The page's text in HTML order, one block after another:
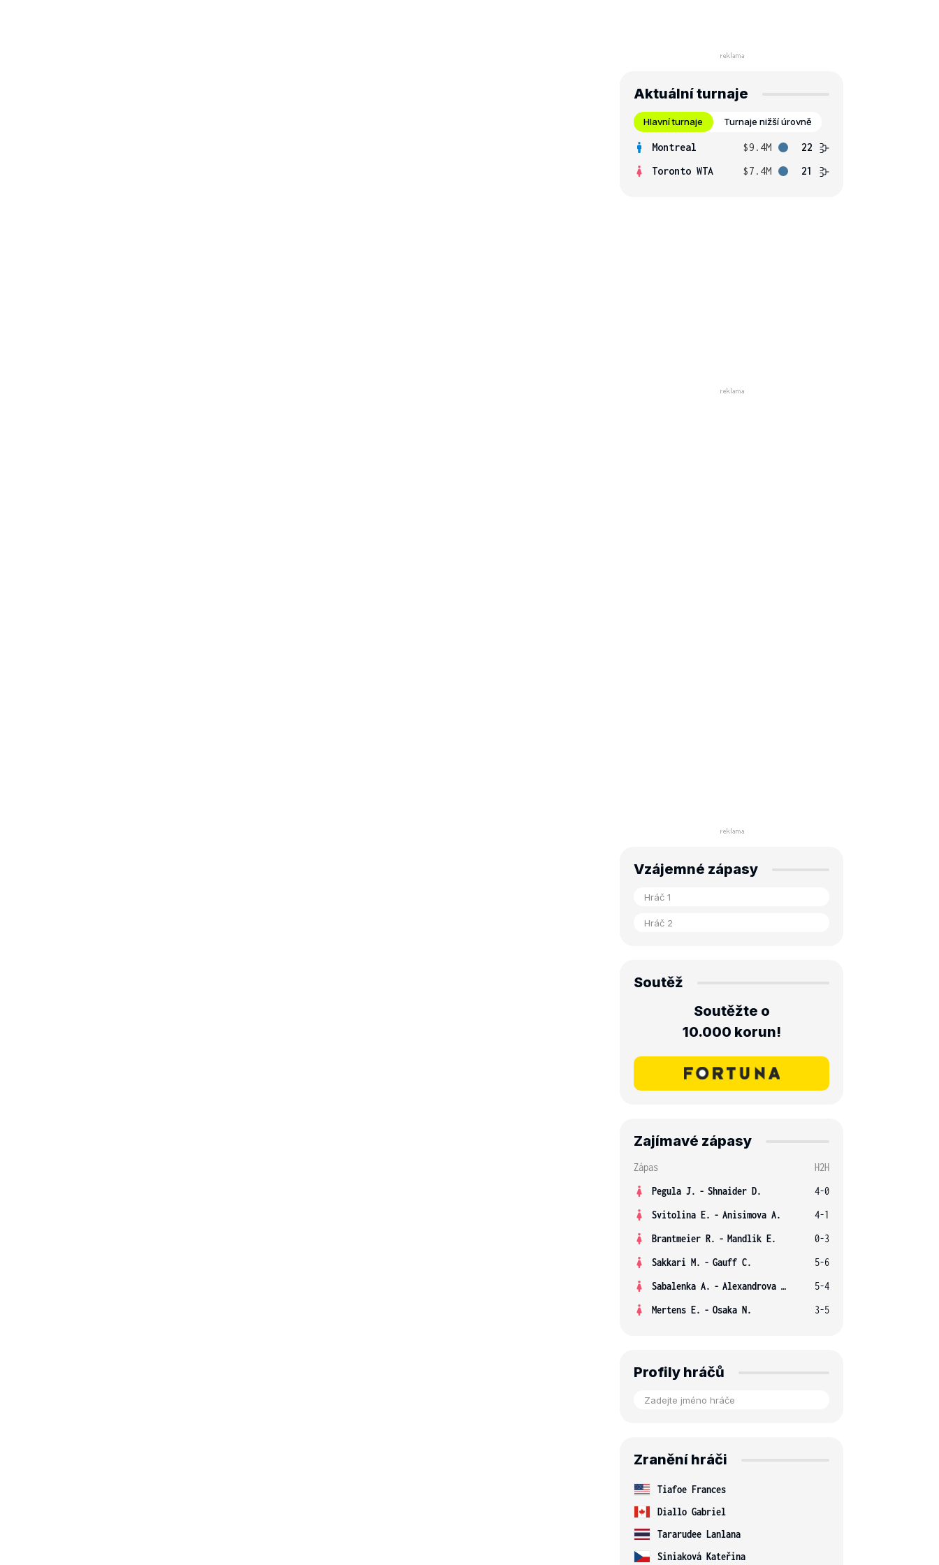
Aktuální turnaje
Hlavní turnaje Turnaje nižší úrovně
Montreal $9.4M
22
Toronto WTA
$7.4M 21
Vzájemné zápasy
Soutěž
Soutěžte o
10.000 korun!
Zajímavé zápasy
Zápas
H2H
Pegula J. - Shnaider D.
4-0
Svitolina E. - Anisimova A.
4-1
Brantmeier R. - Mandlik E.
0-3
Sakkari M. - Gauff C.
5-6
Sabalenka A. - Alexandrova E.
5-4
Mertens E. - Osaka N. 3-5
Profily hráčů
Zranění hráči
Tiafoe Frances
Diallo Gabriel
Tararudee Lanlana
Siniaková Kateřina